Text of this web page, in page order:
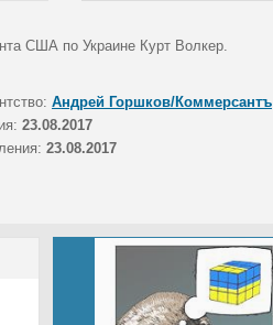
США по Украине Курт Волкер.
Андрей Горшков/Коммерсантъ
23.08.2017
23.08.2017